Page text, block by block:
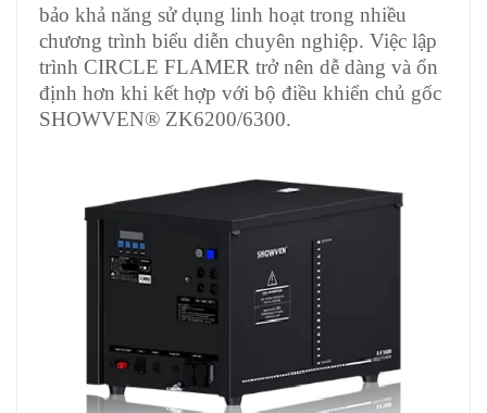
bảo khả năng sử dụng linh hoạt trong nhiều
chương trình biểu diễn chuyên nghiệp. Việc lập
trình CIRCLE FLAMER trở nên dễ dàng và ổn
định hơn khi kết hợp với bộ điều khiển chủ gốc
SHOWVEN® ZK6200/6300.